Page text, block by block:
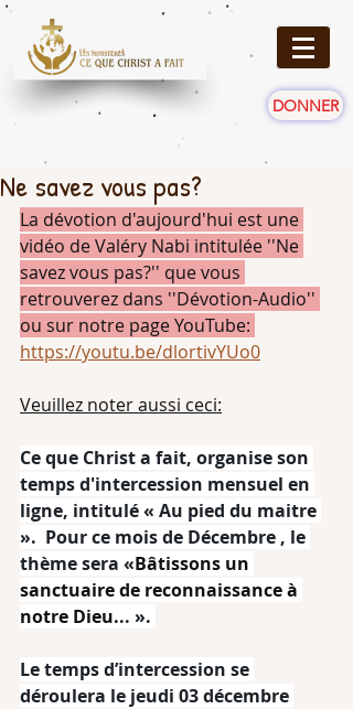
DONNER
Ne savez vous pas?
La dévotion d'aujourd'hui est une
vidéo de Valéry Nabi intitulée ''Ne
savez vous pas?'' que vous
retrouverez dans ''Dévotion-Audio''
ou sur notre page YouTube:
https://youtu.be/dlortivYUo0
Veuillez noter aussi ceci:
Ce que Christ a fait, organise son
temps d'intercession mensuel en
ligne, intitulé « Au pied du maitre
».  Pour ce mois de Décembre , le
thème sera «Bâtissons un
sanctuaire de reconnaissance à
notre Dieu... ».
Le temps d’intercession se
déroulera le jeudi 03 décembre